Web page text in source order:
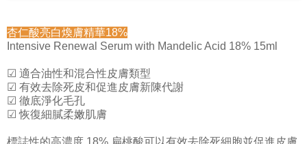
杏仁酸亮白煥膚精華18%
Intensive Renewal Serum with Mandelic Acid 18% 15ml
☑ 適合油性和混合性皮膚類型
☑ 有效去除死皮和促進皮膚新陳代謝
☑ 徹底淨化毛孔
☑ 恢復細膩柔嫩肌膚
標誌性的高濃度 18% 扁桃酸可以有效去除死細胞並促進皮膚